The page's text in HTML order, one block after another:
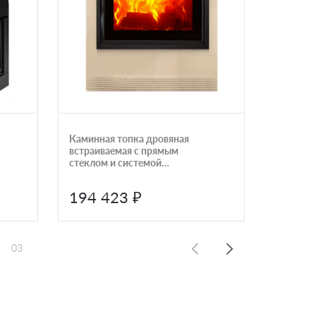
Каминная топка дровяная
встраиваемая с прямым
стеклом и системой
194 423 ₽
03